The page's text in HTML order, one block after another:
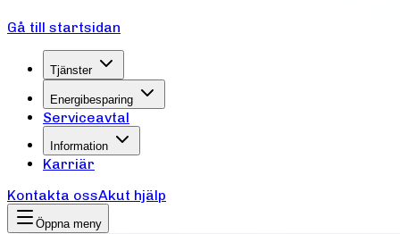
Gå till startsidan
Tjänster
Energibesparing
Serviceavtal
Information
Karriär
Kontakta ossAkut hjälp
Öppna meny